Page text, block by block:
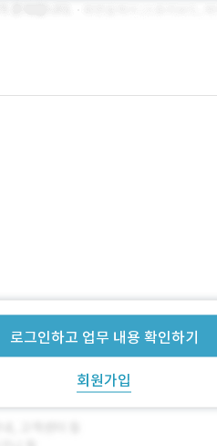
로그인하고 업무 내용 확인하기
회원가입